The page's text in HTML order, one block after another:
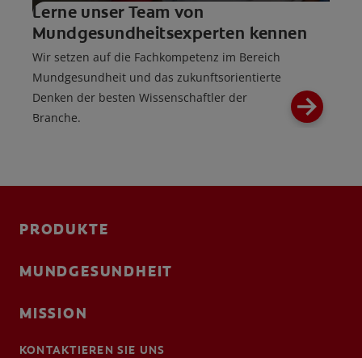
Lerne unser Team von
Mundgesundheitsexperten kennen
Wir setzen auf die Fachkompetenz im Bereich
Mundgesundheit und das zukunftsorientierte
Denken der besten Wissenschaftler der
Branche.
PRODUKTE
MUNDGESUNDHEIT
MISSION
KONTAKTIEREN SIE UNS